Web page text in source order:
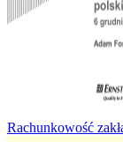
Rachunkowość